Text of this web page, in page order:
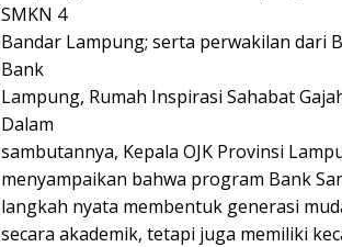
SMKN 4
Bandar Lampung; serta perwakilan dari
Bank
Lampung, Rumah Inspirasi Sahabat
Dalam
sambutannya, Kepala OJK Provinsi
menyampaikan bahwa program Bank
langkah nyata membentuk generasi
secara akademik, tetapi juga memiliki